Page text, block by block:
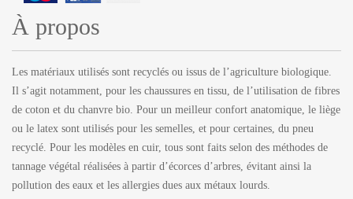
À propos
Les matériaux utilisés sont recyclés ou issus de l’agriculture biologique.
Il s’agit notamment, pour les chaussures en tissu, de l’utilisation de fibres
de coton et du chanvre bio. Pour un meilleur confort anatomique, le liège
ou le latex sont utilisés pour les semelles, et pour certaines, du pneu
recyclé. Pour les modèles en cuir, tous sont faits selon des méthodes de
tannage végétal réalisées à partir d’écorces d’arbres, évitant ainsi la
pollution des eaux et les allergies dues aux métaux lourds.